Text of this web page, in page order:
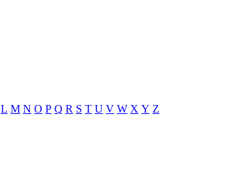
L M N O P Q R S T U V W X Y Z